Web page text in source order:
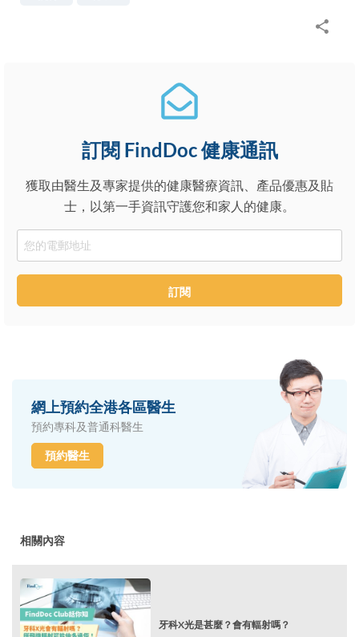
訂閱 FindDoc 健康通訊
獲取由醫生及專家提供的健康醫療資訊、產品優惠及貼
士，以第一手資訊守護您和家人的健康。
Email
訂閱
網上預約全港各區醫生
預約專科及普通科醫生
預約醫生
相關內容
牙科X光是甚麼？會有輻射嗎？